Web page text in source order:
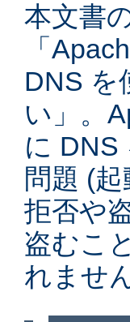
本文書
「
DNS を
い」。
に DNS
問題 (
拒否や
盗むこ
れませ